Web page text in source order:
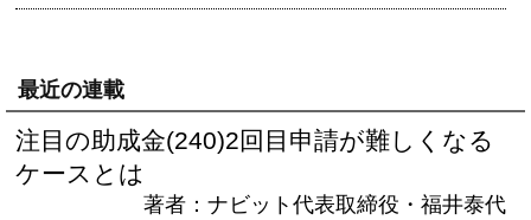
最近の連載
注目の助成金(240)2回目申請が難しくなる
ケースとは
著者：ナビット代表取締役・福井泰代